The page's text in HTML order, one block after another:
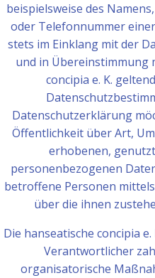
beispielsweise des
oder Telefonnummer
stets im Einklang mit der
und in Übereinstimmung
concipia e. K.
Datenschutzerklärung
Öffentlichkeit über Art,
erhobenen,
personenbezogenen
betroffene Personen
über die ihnen
Die hanseatische concipia
Verantwortlicher
organisatorische